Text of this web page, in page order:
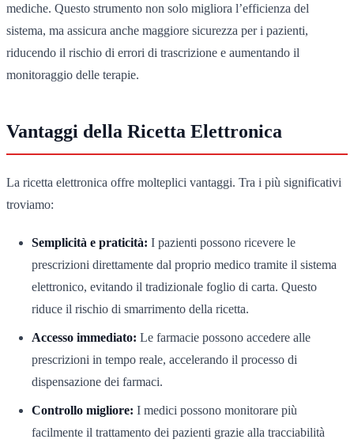
mediche. Questo strumento non solo migliora l’efficienza del
sistema, ma assicura anche maggiore sicurezza per i pazienti,
riducendo il rischio di errori di trascrizione e aumentando il
monitoraggio delle terapie.
Vantaggi della Ricetta Elettronica
La ricetta elettronica offre molteplici vantaggi. Tra i più significativi
troviamo:
Semplicità e praticità: I pazienti possono ricevere le
prescrizioni direttamente dal proprio medico tramite il sistema
elettronico, evitando il tradizionale foglio di carta. Questo
riduce il rischio di smarrimento della ricetta.
Accesso immediato: Le farmacie possono accedere alle
prescrizioni in tempo reale, accelerando il processo di
dispensazione dei farmaci.
Controllo migliore: I medici possono monitorare più
facilmente il trattamento dei pazienti grazie alla tracciabilità